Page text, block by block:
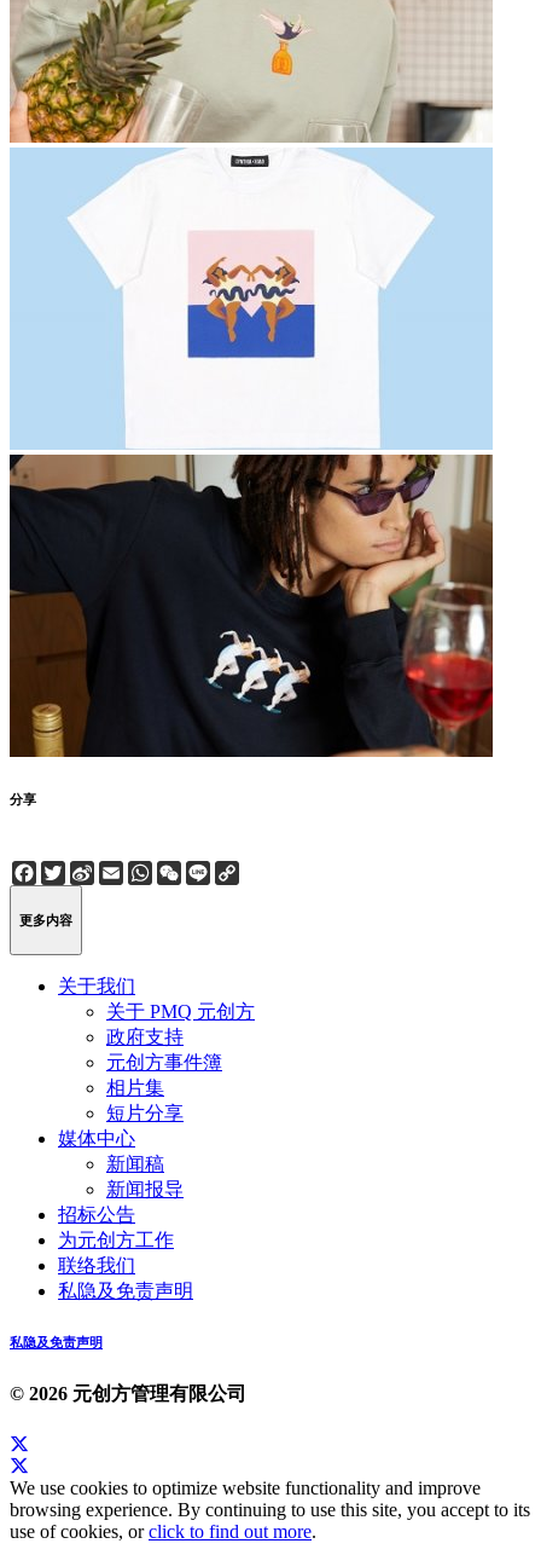
分享
Facebook
Twitter
Sina
Weibo
EmailWhatsApp
WeChat
Line
更多内容
关于我们
关于 PMQ 元创方
政府支持
元创方事件簿
相片集
短片分享
媒体中心
新闻稿
新闻报导
招标公告
为元创方工作
联络我们
私隐及免责声明
私隐及免责声明
© 2026 元创方管理有限公司
We use cookies to optimize website functionality and improve
browsing experience. By continuing to use this site, you accept to its
use of cookies, orclick to find out more.